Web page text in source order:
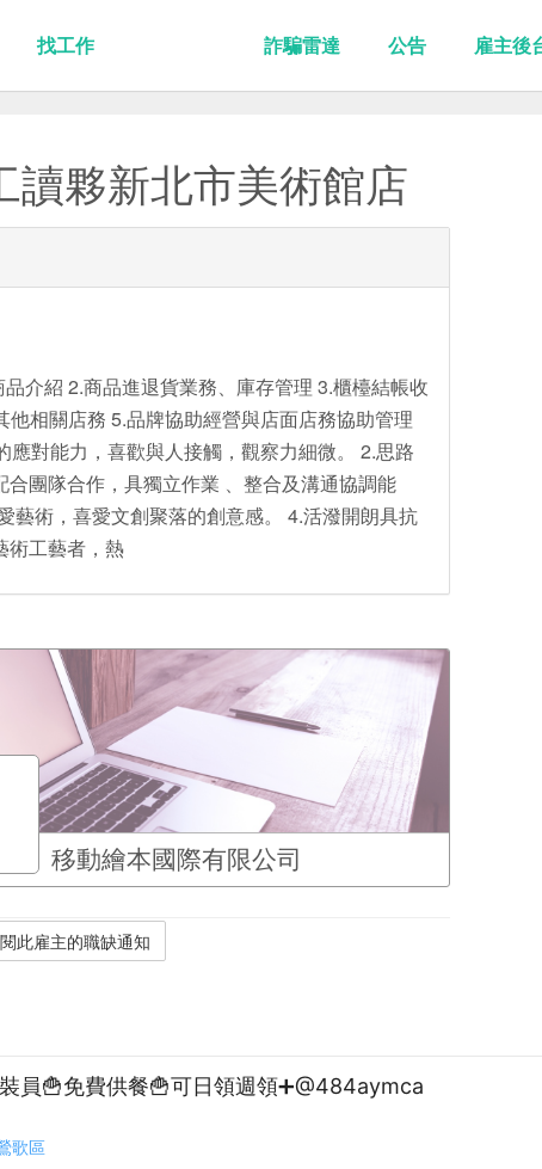
找工作 詐騙雷達 公告 雇主後
夥新北市美術館店
介紹 2.商品進退貨業務、庫存管理 3.櫃檯結帳收
他相關店務 5.品牌協助經營與店面店務協助管理
應對能力，喜歡與人接觸，觀察力細微。 2.思路
團隊合作，具獨立作業 、整合及溝通協調能
藝術，喜愛文創聚落的創意感。 4.活潑開朗具抗
術工藝者，熱
移動繪本國際有限公司
員🍟免費供餐🍟可日領週領➕@484aymca
歌區